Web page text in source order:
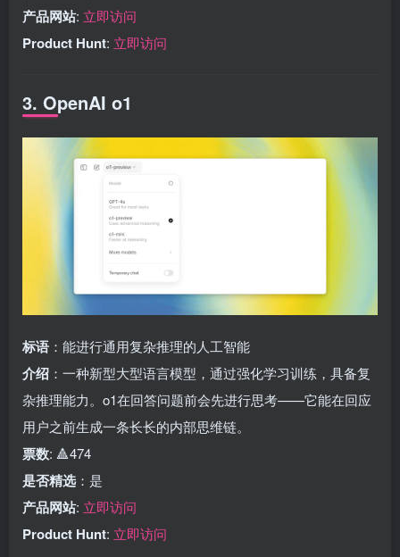
产品网站: 立即访问
Product Hunt: 立即访问
3. OpenAI o1
标语 ：能进行通用复杂推理的人工智能
介绍 ：一种新型大型语言模型，通过强化学习训练，具备复
杂推理能力。o1在回答问题前会先进行思考——它能在回应
用户之前生成一条长长的内部思维链。
票数: 🔺474
是否精选 ：是
产品网站: 立即访问
Product Hunt: 立即访问